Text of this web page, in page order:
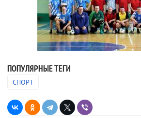
ПОПУЛЯРНЫЕ ТЕГИ
СПОРТ